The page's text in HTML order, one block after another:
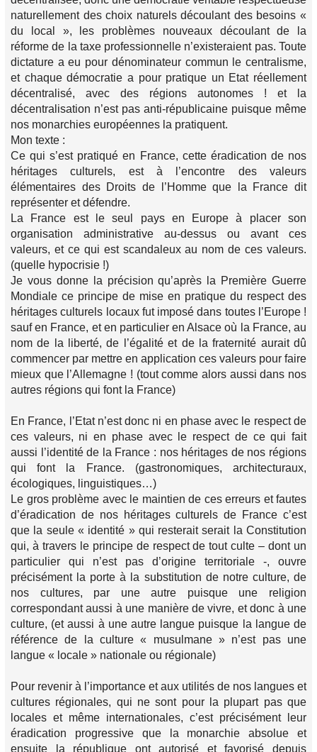
naturellement des choix naturels découlant des besoins «
du local », les problèmes nouveaux découlant de la
réforme de la taxe professionnelle n’existeraient pas. Toute
dictature a eu pour dénominateur commun le centralisme,
et chaque démocratie a pour pratique un Etat réellement
décentralisé, avec des régions autonomes ! et la
décentralisation n’est pas anti-républicaine puisque même
nos monarchies européennes la pratiquent.
Mon texte :
Ce qui s’est pratiqué en France, cette éradication de nos
héritages culturels, est à l’encontre des valeurs
élémentaires des Droits de l’Homme que la France dit
représenter et défendre.
La France est le seul pays en Europe à placer son
organisation administrative au-dessus ou avant ces
valeurs, et ce qui est scandaleux au nom de ces valeurs.
(quelle hypocrisie !)
Je vous donne la précision qu’après la Première Guerre
Mondiale ce principe de mise en pratique du respect des
héritages culturels locaux fut imposé dans toutes l’Europe !
sauf en France, et en particulier en Alsace où la France, au
nom de la liberté, de l’égalité et de la fraternité aurait dû
commencer par mettre en application ces valeurs pour faire
mieux que l’Allemagne ! (tout comme alors aussi dans nos
autres régions qui font la France)
En France, l’Etat n’est donc ni en phase avec le respect de
ces valeurs, ni en phase avec le respect de ce qui fait
aussi l’identité de la France : nos héritages de nos régions
qui font la France. (gastronomiques, architecturaux,
écologiques, linguistiques…)
Le gros problème avec le maintien de ces erreurs et fautes
d’éradication de nos héritages culturels de France c’est
que la seule « identité » qui resterait serait la Constitution
qui, à travers le principe de respect de tout culte – dont un
particulier qui n’est pas d’origine territoriale -, ouvre
précisément la porte à la substitution de notre culture, de
nos cultures, par une autre puisque une religion
correspondant aussi à une manière de vivre, et donc à une
culture, (et aussi à une autre langue puisque la langue de
référence de la culture « musulmane » n’est pas une
langue « locale » nationale ou régionale)
Pour revenir à l’importance et aux utilités de nos langues et
cultures régionales, qui ne sont pour la plupart pas que
locales et même internationales, c’est précisément leur
éradication progressive que la monarchie absolue et
ensuite la république ont autorisé et favorisé depuis